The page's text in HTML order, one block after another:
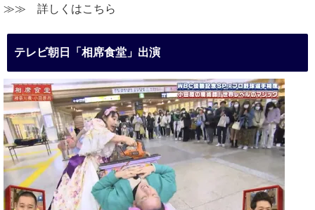
≫≫ 詳しくはこちら
テレビ朝日「相席食堂」出演